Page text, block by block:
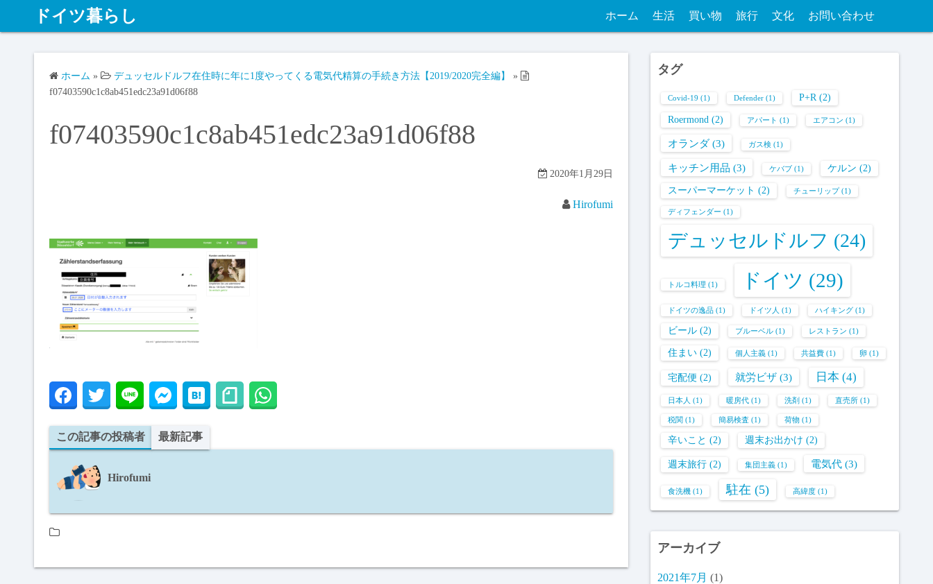
ドイツ暮らし ホーム 生活 買い物 旅行 文化 お問い合わせ
ホーム » デュッセルドルフ在住時に年に1度やってくる電気代精算の手続き方法【2019/2020完全編】
»
f07403590c1c8ab451edc23a91d06f88
f07403590c1c8ab451edc23a91d06f88
2020年1月29日
Hirofumi
この記事の投稿者 最新記事
Hirofumi
タグ
Covid-19 (1) Defender (1) P+R(2)
Roermond (2) アパート (1) エアコン (1)
オランダ(3) ガス検 (1)
キッチン用品 (3) ケバブ (1) ケルン (2)
スーパーマーケット (2) チューリップ(1)
ディフェンダー (1)
デュッセルドルフ (24)
トルコ料理 (1) ドイツ (29)
ドイツの逸品 (1) ドイツ人 (1) ハイキング (1)
ビール (2) ブルーベル (1) レストラン (1)
住まい (2) 個人主義 (1) 共益費 (1) 卵 (1)
宅配便 (2) 就労ビザ (3) 日本 (4)
日本人 (1) 暖房代 (1) 洗剤 (1) 直売所 (1)
税関 (1) 簡易検査 (1) 荷物 (1)
辛いこと (2) 週末お出かけ (2)
週末旅行 (2) 集団主義 (1) 電気代 (3)
食洗機 (1) 駐在 (5) 高緯度 (1)
アーカイブ
2021年7月 (1)